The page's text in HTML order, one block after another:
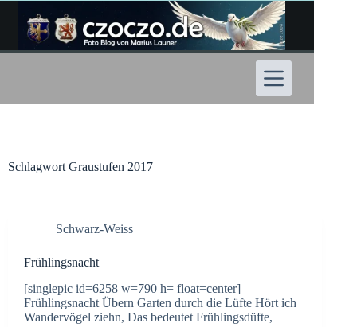
Inhalt
springen
Schlagwort Graustufen 2017
Schwarz-Weiss
Frühlingsnacht
[singlepic id=6258 w=790 h= float=center]
Frühlingsnacht Übern Garten durch die Lüfte Hört ich
Wandervögel ziehn, Das bedeutet Frühlingsdüfte,